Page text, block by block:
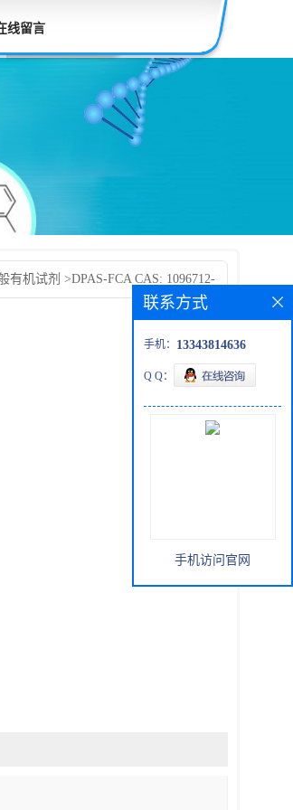
线留言
有机试剂 >DPAS-FCA CAS: 1096712-
联系方式
手机： 13343814636
Q Q：
手机访问官网